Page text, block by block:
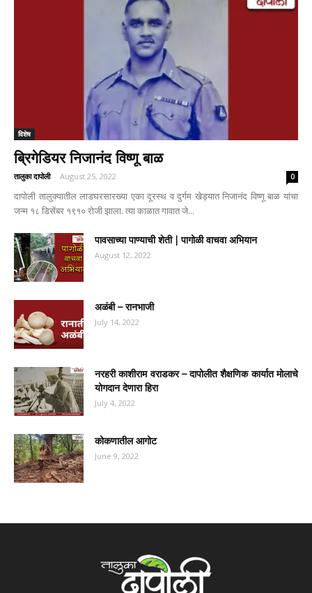
विशेष
ब्रिगेडियर निजानंद विष्णू बाळ
तालुका दापोली - August 25, 2022 0
दापोली तालुक्यातील लाडघरसारख्या एका दूरस्थ व दुर्गम खेड्यात निजानंद विष्णू बाळ यांचा
जन्म १८ डिसेंबर १९१० रोजी झाला. त्या काळात गावात जे...
पावसाच्या पाण्याची शेती | पागोळी वाचवा अभियान
August 12, 2022
अळंबी – रानभाजी
July 14, 2022
नरहरी काशीराम वराडकर – दापोलीत शैक्षणिक कार्यात मोलाचे
योगदान देणारा हिरा
July 4, 2022
कोकणातील आगोट
June 9, 2022